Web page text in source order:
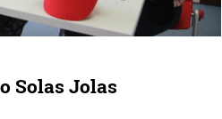
Solas Jolas